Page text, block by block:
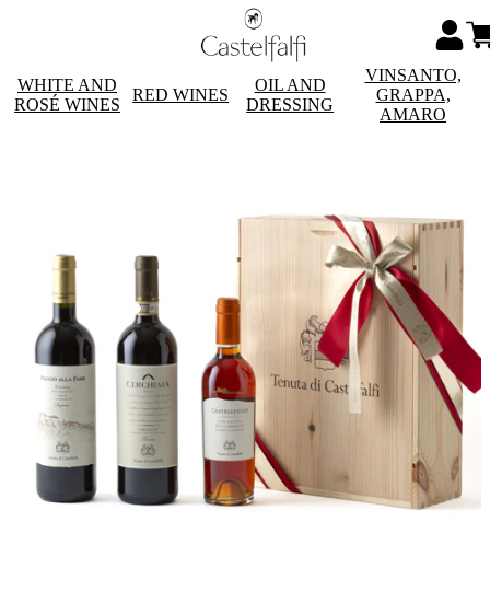
WHITE AND
ROSÉ WINES
RED WINES
OIL AND
DRESSING
VINSANTO,
GRAPPA,
AMARO